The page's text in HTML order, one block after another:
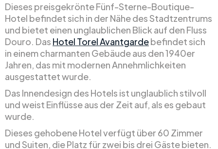
Dieses preisgekrönte Fünf-Sterne-Boutique-
Hotel befindet sich in der Nähe des Stadtzentrums
und bietet einen unglaublichen Blick auf den Fluss
Douro. Das Hotel Torel Avantgardebefindet sich
in einem charmanten Gebäude aus den 1940er
Jahren, das mit modernen Annehmlichkeiten
ausgestattet wurde.
Das Innendesign des Hotels ist unglaublich stilvoll
und weist Einflüsse aus der Zeit auf, als es gebaut
wurde.
Dieses gehobene Hotel verfügt über 60 Zimmer
und Suiten, die Platz für zwei bis drei Gäste bieten.